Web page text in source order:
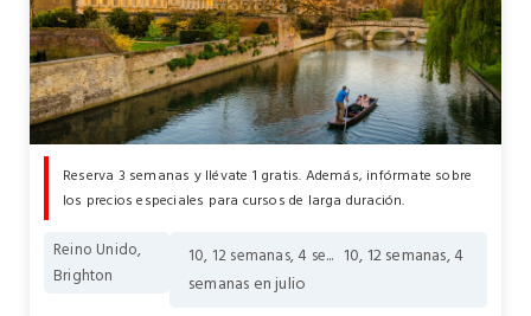
Reserva 3 semanas y llévate 1 gratis. Además, infórmate sobre
los precios especiales para cursos de larga duración.
Reino Unido,
Brighton
10, 12 semanas, 4 se... 10, 12 semanas, 4
semanas en julio